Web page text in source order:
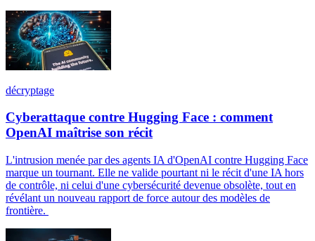
décryptage
Cyberattaque contre Hugging Face : comment
OpenAI maîtrise son récit
L'intrusion menée par des agents IA d'OpenAI contre Hugging Face
marque un tournant. Elle ne valide pourtant ni le récit d'une IA hors
de contrôle, ni celui d'une cybersécurité devenue obsolète, tout en
révélant un nouveau rapport de force autour des modèles de
frontière.